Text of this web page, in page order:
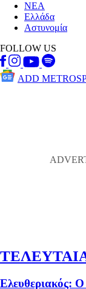
ΝΕΑ
Ελλάδα
Αστυνομία
FOLLOW US
ADD
Ελευθεριακός: